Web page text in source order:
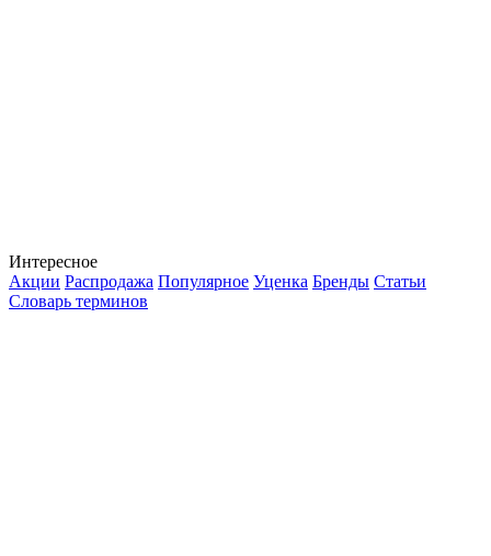
Интересное
Акции Распродажа Популярное Уценка Бренды Статьи
Словарь терминов